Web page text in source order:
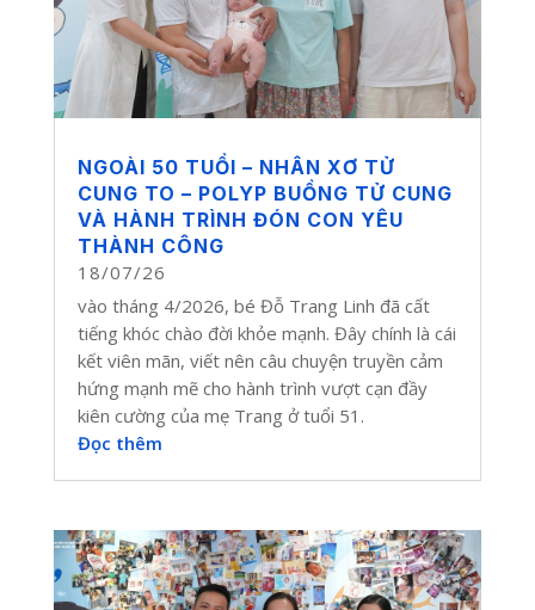
NGOÀI 50 TUỔI – NHÂN XƠ TỬ
CUNG TO – POLYP BUỒNG TỬ CUNG
VÀ HÀNH TRÌNH ĐÓN CON YÊU
THÀNH CÔNG
18/07/26
vào tháng 4/2026, bé Đỗ Trang Linh đã cất
tiếng khóc chào đời khỏe mạnh. Đây chính là cái
kết viên mãn, viết nên câu chuyện truyền cảm
hứng mạnh mẽ cho hành trình vượt cạn đầy
kiên cường của mẹ Trang ở tuổi 51.
Đọc thêm